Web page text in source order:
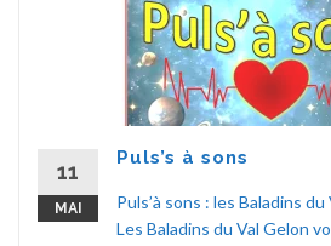
11
MAI
Puls’s à sons
Puls’à sons : les Baladins
Les Baladins du Val Gelon